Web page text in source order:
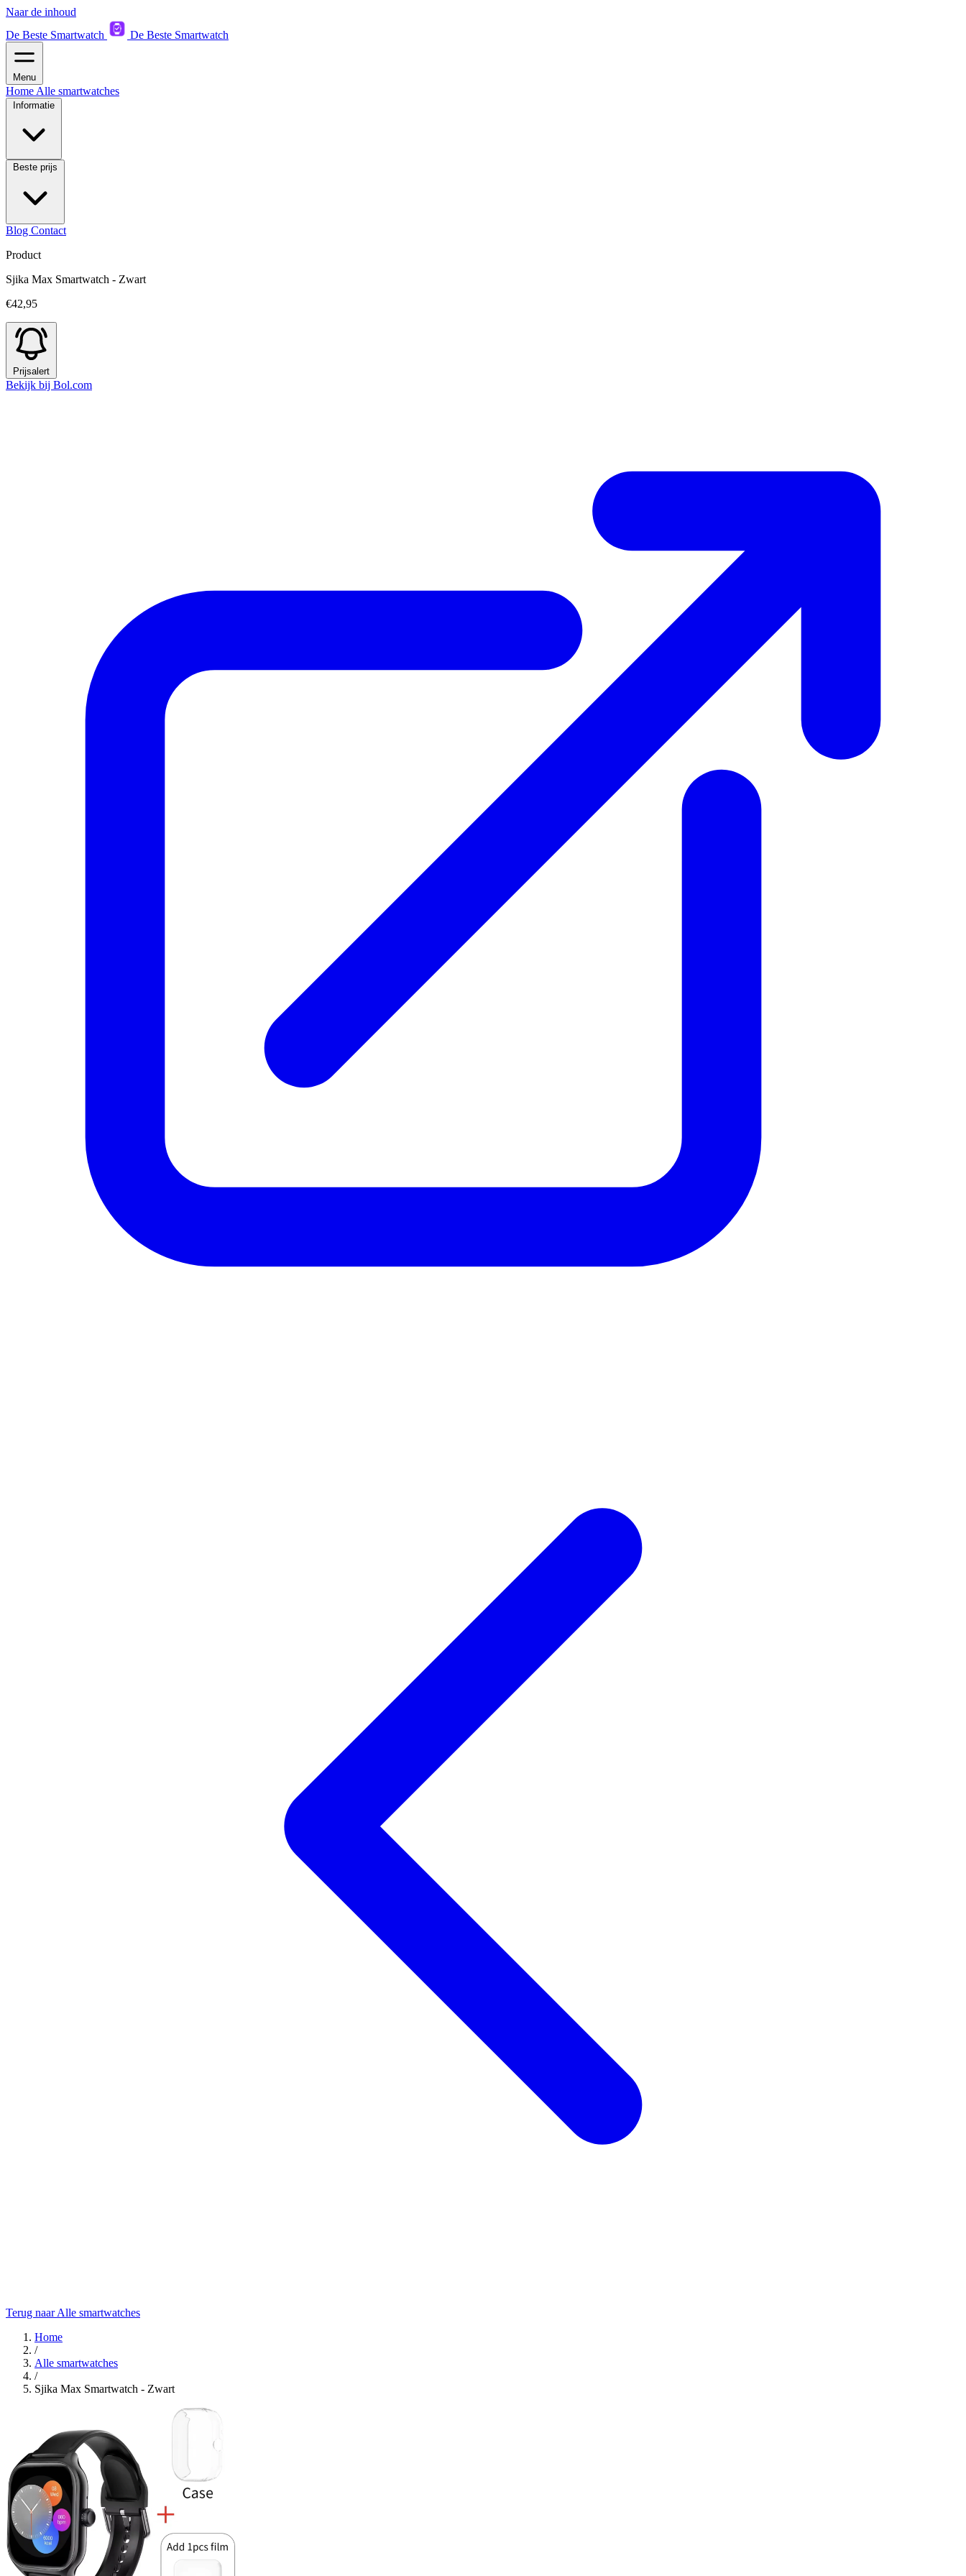
Naar de inhoud
De Beste Smartwatch
De Beste Smartwatch
Menu
Home Alle smartwatches
Informatie
Beste prijs
Blog Contact
Product
Sjika Max Smartwatch - Zwart
€42,95
Prijsalert
Bekijk bij Bol.com
Terug naar Alle smartwatches
Home
/
Alle smartwatches
/
Sjika Max Smartwatch - Zwart